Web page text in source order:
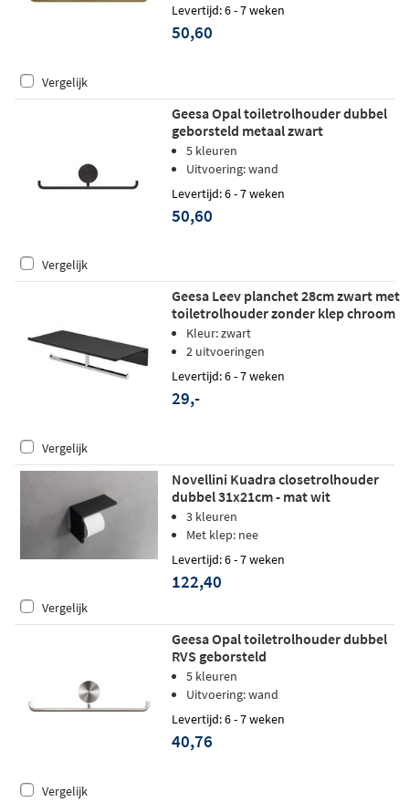
Levertijd: 6 - 7 weken
50,60
Vergelijk
Geesa Opal toiletrolhouder dubbel
geborsteld metaal zwart
5 kleuren
Uitvoering: wand
Levertijd: 6 - 7 weken
50,60
Vergelijk
Geesa Leev planchet 28cm zwart met
toiletrolhouder zonder klep chroom
Kleur: zwart
2 uitvoeringen
Levertijd: 6 - 7 weken
29,-
Vergelijk
Novellini Kuadra closetrolhouder
dubbel 31x21cm - mat wit
3 kleuren
Met klep: nee
Levertijd: 6 - 7 weken
122,40
Vergelijk
Geesa Opal toiletrolhouder dubbel
RVS geborsteld
5 kleuren
Uitvoering: wand
Levertijd: 6 - 7 weken
40,76
Vergelijk